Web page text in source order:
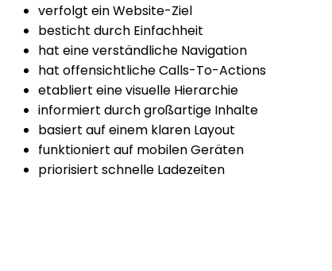
verfolgt ein Website-Ziel
besticht durch Einfachheit
hat eine verständliche Navigation
hat offensichtliche Calls-To-Actions
etabliert eine visuelle Hierarchie
informiert durch großartige Inhalte
basiert auf einem klaren Layout
funktioniert auf mobilen Geräten
priorisiert schnelle Ladezeiten